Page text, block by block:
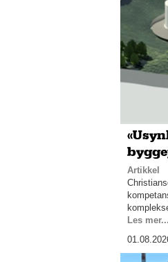
Artikkel
Les mer...